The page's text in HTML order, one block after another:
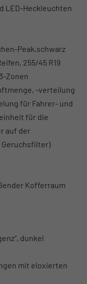
LED-Heckleuchten
Peak,schwarz
255/45 R19
Zonen
-verteilung
für Fahrer- und
für die
auf der
Kofferraum
dunkel
mit eloxierten